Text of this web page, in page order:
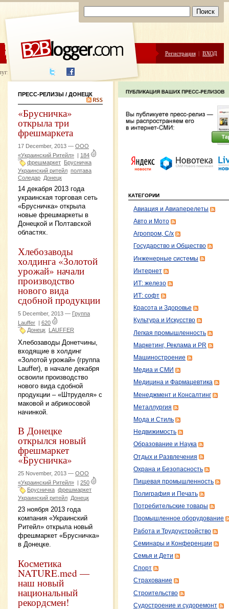
ЦЕНЫ ПОМОЩЬ Регистрация | ВХОД
написания
ПРЕСС-РЕЛИЗЫ / ДОНЕЦК
«Брусничка»
открыла три
фрешмаркета
17 December, 2013 — ООО
«Украинский Ритейл» | 184
фрешмаркет Брусничка
Украинский ритейл полтава
Соледар Донецк
14 декабря 2013 года
украинская торговая сеть
«Брусничка» открыла
новые фрешмаркеты в
Донецкой и Полтавской
областях.
Хлебозаводы
холдинга «Золотой
урожай» начали
производство
нового вида
сдобной продукции
5 December, 2013 — Группа
Lauffer | 620
Донецк LAUFFER
Хлебозаводы Донетчины,
входящие в холдинг
«Золотой урожай» (группа
Lauffer), в начале декабря
освоили производство
нового вида сдобной
продукции – «Штруделя» с
маковой и абрикосовой
начинкой.
В Донецке
открылся новый
фрешмаркет
«Брусничка»
25 November, 2013 — ООО
«Украинский Ритейл»
250
Брусничка фрешмаркет
Украинский ритейл Донецк
23 ноября 2013 года
компания «Украинский
Ритейл» открыла новый
фрешмаркет «Брусничка»
в Донецке.
Косметика
NATURE.med —
наш новый
национальный
рекордсмен!
КАТЕГОРИИ
Авиация и Авиаперелеты
Авто и Мото
Агропром, С/х
Государство и Общество
Инженерные системы
Интернет
ИТ: железо
ИТ: софт
Красота и Здоровье
Культура и Искусство
Легкая промышленность
Маркетинг, Реклама и PR
Машиностроение
Медиа и СМИ
Медицина и Фармацевтика
Менеджмент и Консалтинг
Металлургия
Мода и Стиль
Недвижимость
Образование и Наука
Отдых и Развлечения
Охрана и Безопасность
Пищевая промышленность
Полиграфия и Печать
Потребительские товары
Промышленное оборудование
Работа и Трудоустройство
Семинары и Конференции
Семья и Дети
Спорт
Страхование
Строительство
Судостроение и судоремонт